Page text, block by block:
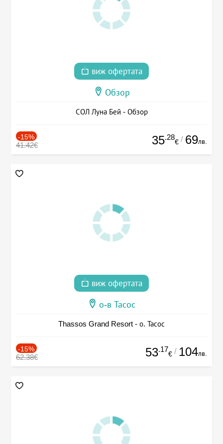
виж офертата
Обзор
СОЛ Луна Бей - Обзор
-15%
41.42€ 35.28
€ / 69лв.
виж офертата
о-в Тасос
Thassos Grand Resort - о. Тасос
-15%
62.38€ 53.17
€ / 104лв.